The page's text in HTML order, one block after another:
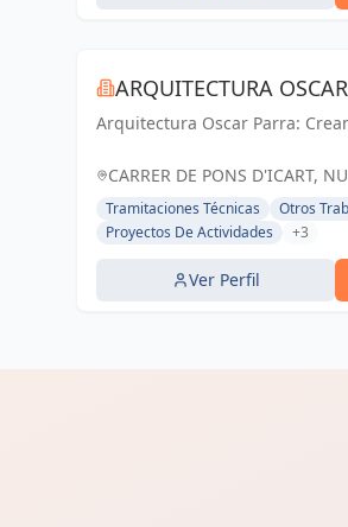
ARQUITECTURA
Arquitectura Oscar Parra:
compromiso en Tarragona. Tu
CARRER DE PONS D'ICART,
TARRAGONA, ESPAÑA, España
Tramitaciones Técnicas
Otros
Proyectos De Actividades
+3
Ver Perfil